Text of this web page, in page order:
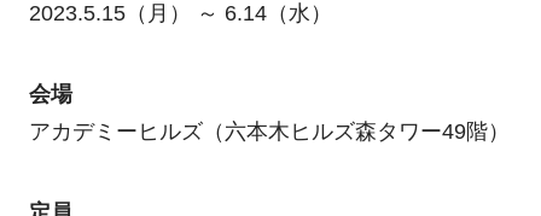
2023.5.15（月） ～ 6.14（水）
会場
アカデミーヒルズ（六本木ヒルズ森タワー49階）